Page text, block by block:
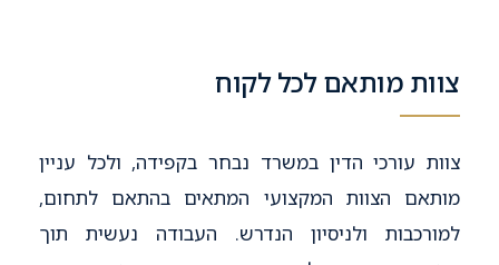
צוות מותאם לכל לקוח
צוות עורכי הדין במשרד נבחר בקפידה, ולכל עניין
מותאם הצוות המקצועי המתאים בהתאם לתחום,
למורכבות ולניסיון הנדרש. העבודה נעשית תוך